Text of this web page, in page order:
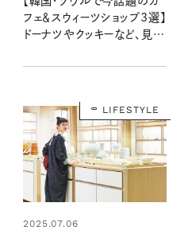
フェ＆スウィーツショップ3選】
ドーナツやクッキーなど、見た
に出合える！
LIFESTYLE
2025.07.06